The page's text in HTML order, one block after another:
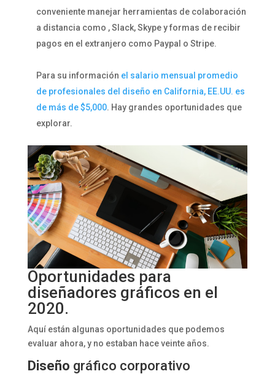
conveniente manejar herramientas de colaboración
a distancia como , Slack, Skype y formas de recibir
pagos en el extranjero como Paypal o Stripe.
Para su información el salario mensual promedio
de profesionales del diseño en California, EE.UU. es
de más de $5,000. Hay grandes oportunidades que
explorar.
Oportunidades para
diseñadores gráficos en el
2020.
Aquí están algunas oportunidades que podemos
evaluar ahora, y no estaban hace veinte años.
Diseño gráfico corporativo